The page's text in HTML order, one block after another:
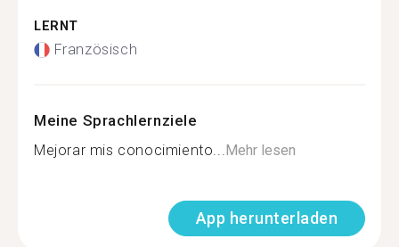
LERNT
Französisch
Meine Sprachlernziele
Mejorar mis conocimiento...Mehr lesen
App herunterladen